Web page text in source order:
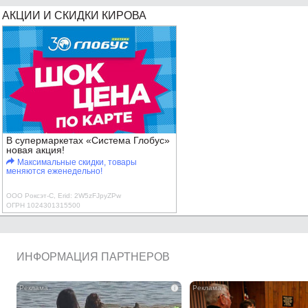
АКЦИИ И СКИДКИ КИРОВА
В супермаркетах «Система Глобус»
новая акция!
Максимальные скидки, товары
меняются еженедельно!
ООО Роксэт-С, Erid: 2W5zFJpyZPw
ОГРН 1024301315500
ИНФОРМАЦИЯ ПАРТНЕРОВ
i